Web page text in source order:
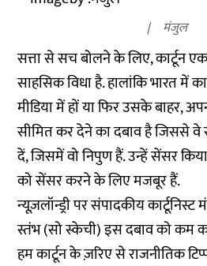
मंजुल
सत्ता से सच बोलने के लिए, कार्टून
साहसिक विधा है. हालांकि भारत में
मीडिया में हों या फिर उसके बाहर,
सीमित कर देने का दबाव है जिससे वे
दें, जिसमें वो निपुण हैं. उन्हें सेंसर
को सेंसर करने के लिए मजबूर हैं.
न्यूज़लॉन्ड्री पर संपादकीय
स्तंभ (सो स्केची) इस दबाव को कम
हम कार्टून के ज़रिए से राजनीतिक